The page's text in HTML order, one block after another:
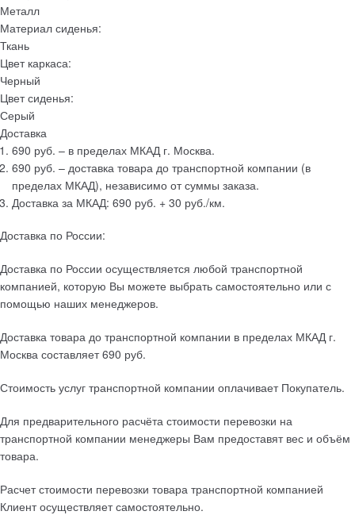
Металл
Материал сиденья:
Ткань
Цвет каркаса:
Черный
Цвет сиденья:
Серый
Доставка
690 руб. – в пределах МКАД г. Москва.
690 руб. – доставка товара до транспортной компании (в
пределах МКАД), независимо от суммы заказа.
Доставка за МКАД: 690 руб. + 30 руб./км.
Доставка по России:
Доставка по России осуществляется любой транспортной
компанией, которую Вы можете выбрать самостоятельно или с
помощью наших менеджеров.
Доставка товара до транспортной компании в пределах МКАД г.
Москва составляет 690 руб.
Стоимость услуг транспортной компании оплачивает Покупатель.
Для предварительного расчёта стоимости перевозки на
транспортной компании менеджеры Вам предоставят вес и объём
товара.
Расчет стоимости перевозки товара транспортной компанией
Клиент осуществляет самостоятельно.